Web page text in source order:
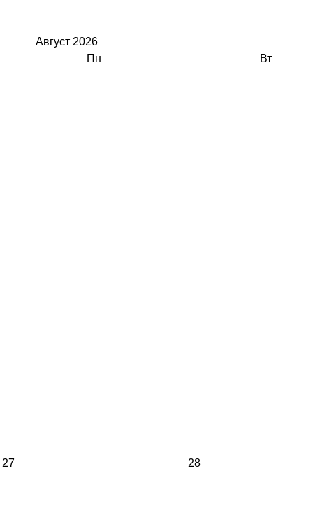
Август 2026
Пн
Вт
27 28